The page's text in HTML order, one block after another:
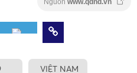
Nguồn www.qdnd.vn
VIỆT NAM